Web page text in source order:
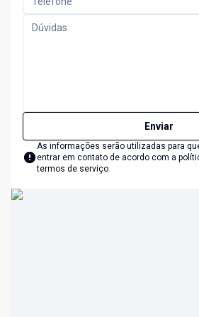
Enviar
As informações serão utilizadas para
entrar em contato de acordo com a
termos de serviço